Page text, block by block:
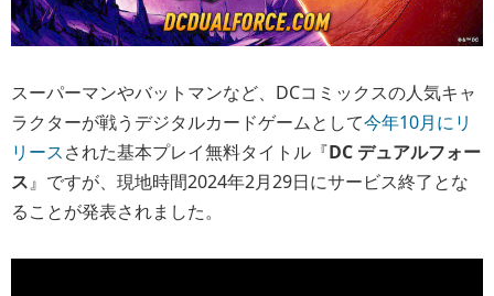
スーパーマンやバットマンなど、DCコミックスの人気キャ
ラクターが戦うデジタルカードゲームとして今年10月にリ
リースされた基本プレイ無料タイトル『DC デュアルフォー
ス』ですが、 現地時間2024年2月29日にサービス終了とな
ることが発表されました。